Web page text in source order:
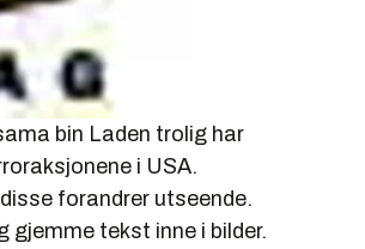
bin Laden trolig har
i USA.
forandrer utseende.
gjemme tekst inne i bilder.